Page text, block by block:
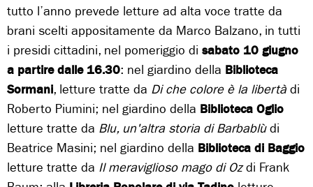
tutto l’anno prevede letture ad alta voce tratte da
brani scelti appositamente da Marco Balzano, in tutti
i presidi cittadini, nel pomeriggio di sabato 10 giugno
a partire dalle 16.30: nel giardino della Biblioteca
Sormani, letture tratte da Di che colore è la libertà di
Roberto Piumini; nel giardino della Biblioteca Oglio
letture tratte da Blu, un'altra storia di Barbablùdi
Beatrice Masini; nel giardino della Biblioteca di Baggio
letture tratte da Il meraviglioso mago di Ozdi Frank